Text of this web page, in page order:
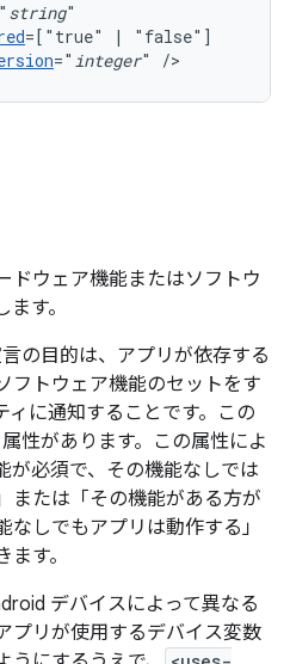
string
=["true" |
=" integer" />
ドウェア機能またはソフトウ
す。
の目的は、アプリが依存する
フトウェア機能のセットをす
ィに通知することです。この
属性があります。この属性によ
が必須で、その機能なしでは
または「その機能がある方が
しでもアプリは動作する」
す。
デバイスによって異なる
プリが使用するデバイス変数